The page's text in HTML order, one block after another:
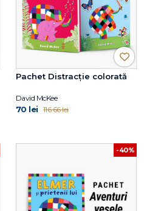
Pachet Distracție colorată
David McKee
70 lei 116.66 lei
-40%